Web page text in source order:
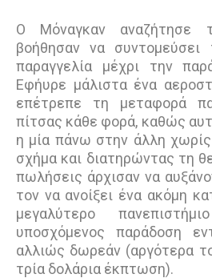
Ο Μόναγκαν αναζήτησε
βοήθησαν να
παραγγελία µέχρι την
Εφήυρε μάλιστα ένα
επέτρεπε τη μεταφορά
πίτσας κάθε φορά, καθώς
η μία πάνω στην άλλη
σχήμα και διατηρώντας τη
πωλήσεις άρχισαν να
τον να ανοίξει ένα ακόμη
µεγαλύτερο
υποσχόµενος παράδοση
αλλιώς δωρεάν (αργότερα
τρία δολάρια έκπτωση).